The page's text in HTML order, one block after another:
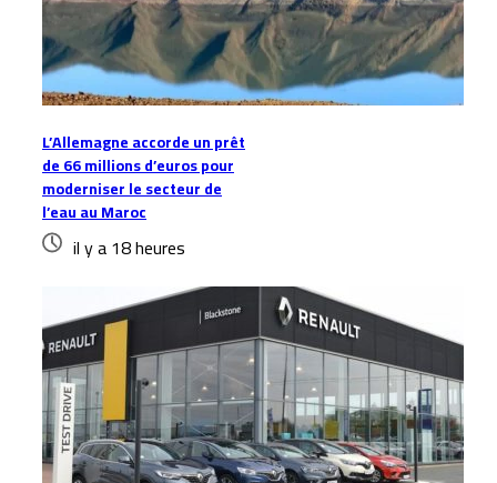
L’Allemagne accorde un prêt
de 66 millions d’euros pour
moderniser le secteur de
l’eau au Maroc
il y a 18 heures